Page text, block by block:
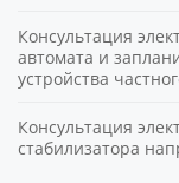
Консультация
автомата и
устройства
Консультация
стабилизатора